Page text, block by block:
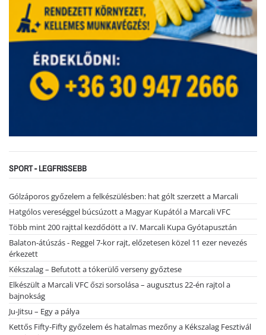
SPORT - LEGFRISSEBB
Gólzáporos győzelem a felkészülésben: hat gólt szerzett a Marcali
Hatgólos vereséggel búcsúzott a Magyar Kupától a Marcali VFC
Több mint 200 rajttal kezdődött a IV. Marcali Kupa Gyótapusztán
Balaton-átúszás - Reggel 7-kor rajt, előzetesen közel 11 ezer nevezés
érkezett
Kékszalag – Befutott a tókerülő verseny győztese
Elkészült a Marcali VFC őszi sorsolása – augusztus 22-én rajtol a
bajnokság
Ju-Jitsu – Egy a pálya
Kettős Fifty-Fifty győzelem és hatalmas mezőny a Kékszalag Fesztivál